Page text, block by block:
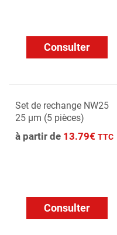
Consulter
Set de rechange NW25
25 µm (5 pièces)
à partir de 13.79€ TTC
Consulter